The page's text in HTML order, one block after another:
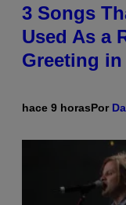
3 Songs
Used As a
Greeting in
hace 9 horasPor